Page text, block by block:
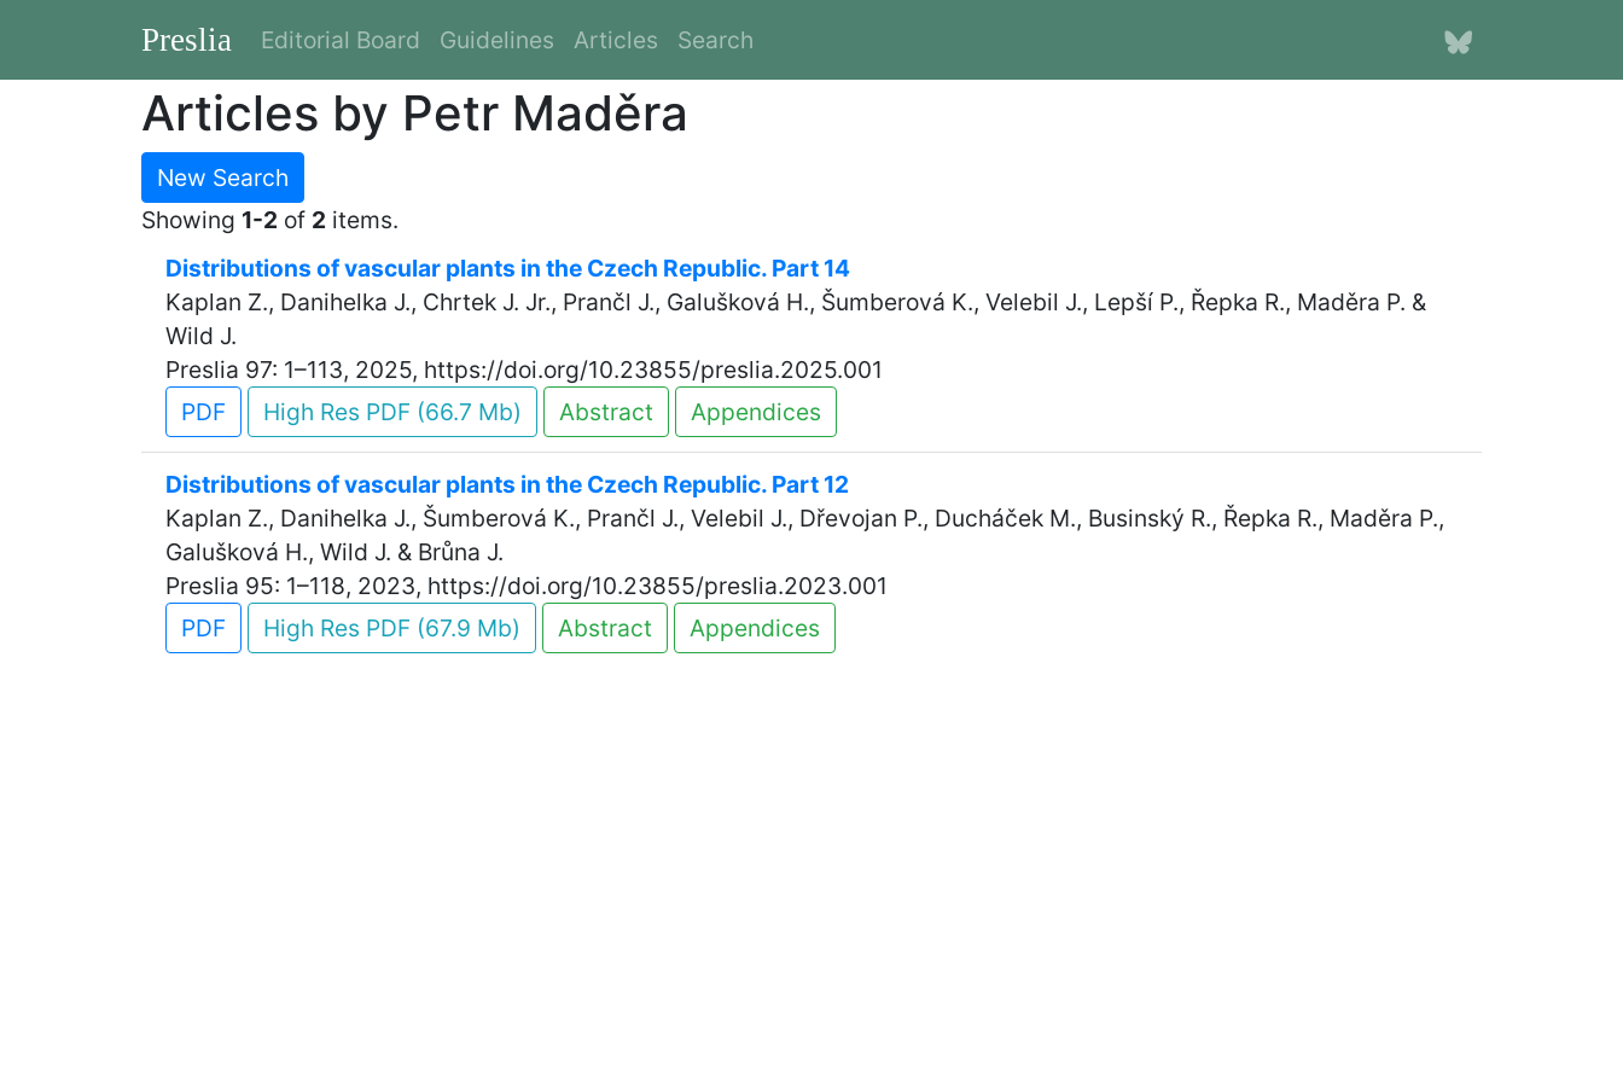
Preslia Editorial Board Guidelines Articles Search
Articles by Petr Maděra
New Search
Showing 1-2 of 2 items.
Distributions of vascular plants in the Czech Republic. Part 14
Kaplan Z., Danihelka J., Chrtek J. Jr., Prančl J., Galušková H., Šumberová K., Velebil J., Lepší P., Řepka R., Maděra P. &
Wild J.
Preslia 97: 1–113, 2025, https://doi.org/10.23855/preslia.2025.001
PDF
High Res PDF (66.7 Mb) Abstract Appendices
Distributions of vascular plants in the Czech Republic. Part 12
Kaplan Z., Danihelka J., Šumberová K., Prančl J., Velebil J., Dřevojan P., Ducháček M., Businský R., Řepka R., Maděra P.,
Galušková H., Wild J. & Brůna J.
Preslia 95: 1–118, 2023, https://doi.org/10.23855/preslia.2023.001
PDF
High Res PDF (67.9 Mb) Abstract Appendices